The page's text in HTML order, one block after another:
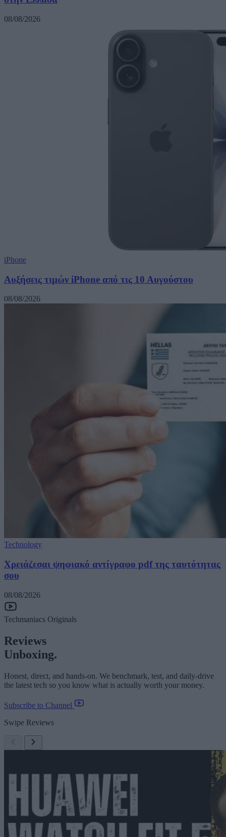
08/08/2026
iPhone
Αυξήσεις τιμών iPhone από τις 10 Αυγούστου
08/08/2026
Technology
Χρειάζεσαι ψηφιακό αντίγραφο pdf της ταυτότητας
σου
08/08/2026
Techmaniacs Originals
Reviews
Unboxing.
Honest, direct, and hands-on. We benchmark, test, and daily-drive
the latest tech so you know what is actually worth your money.
Subscribe to Channel
Swipe Reviews